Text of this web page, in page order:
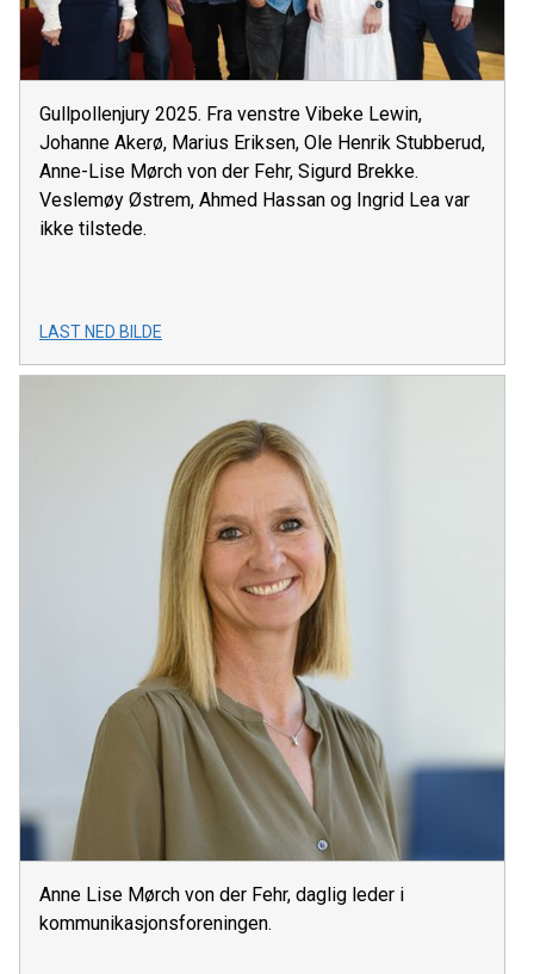
Gullpollenjury 2025. Fra venstre Vibeke Lewin,
Johanne Akerø, Marius Eriksen, Ole Henrik Stubberud,
Anne-Lise Mørch von der Fehr, Sigurd Brekke.
Veslemøy Østrem, Ahmed Hassan og Ingrid Lea var
ikke tilstede.
LAST NED BILDE
Anne Lise Mørch von der Fehr, daglig leder i
kommunikasjonsforeningen.